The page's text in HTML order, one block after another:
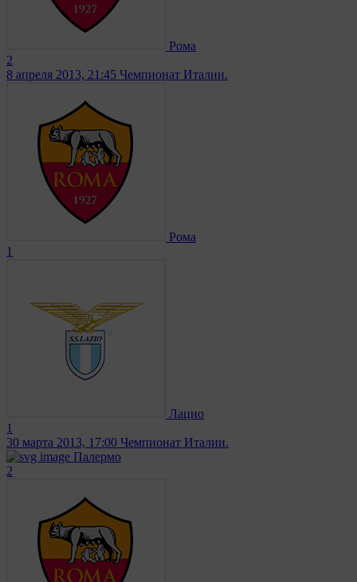
Рома
2
8 апреля 2013, 21:45 Чемпионат Италии.
Рома
1
Лацио
1
30 марта 2013, 17:00 Чемпионат Италии.
Палермо
2